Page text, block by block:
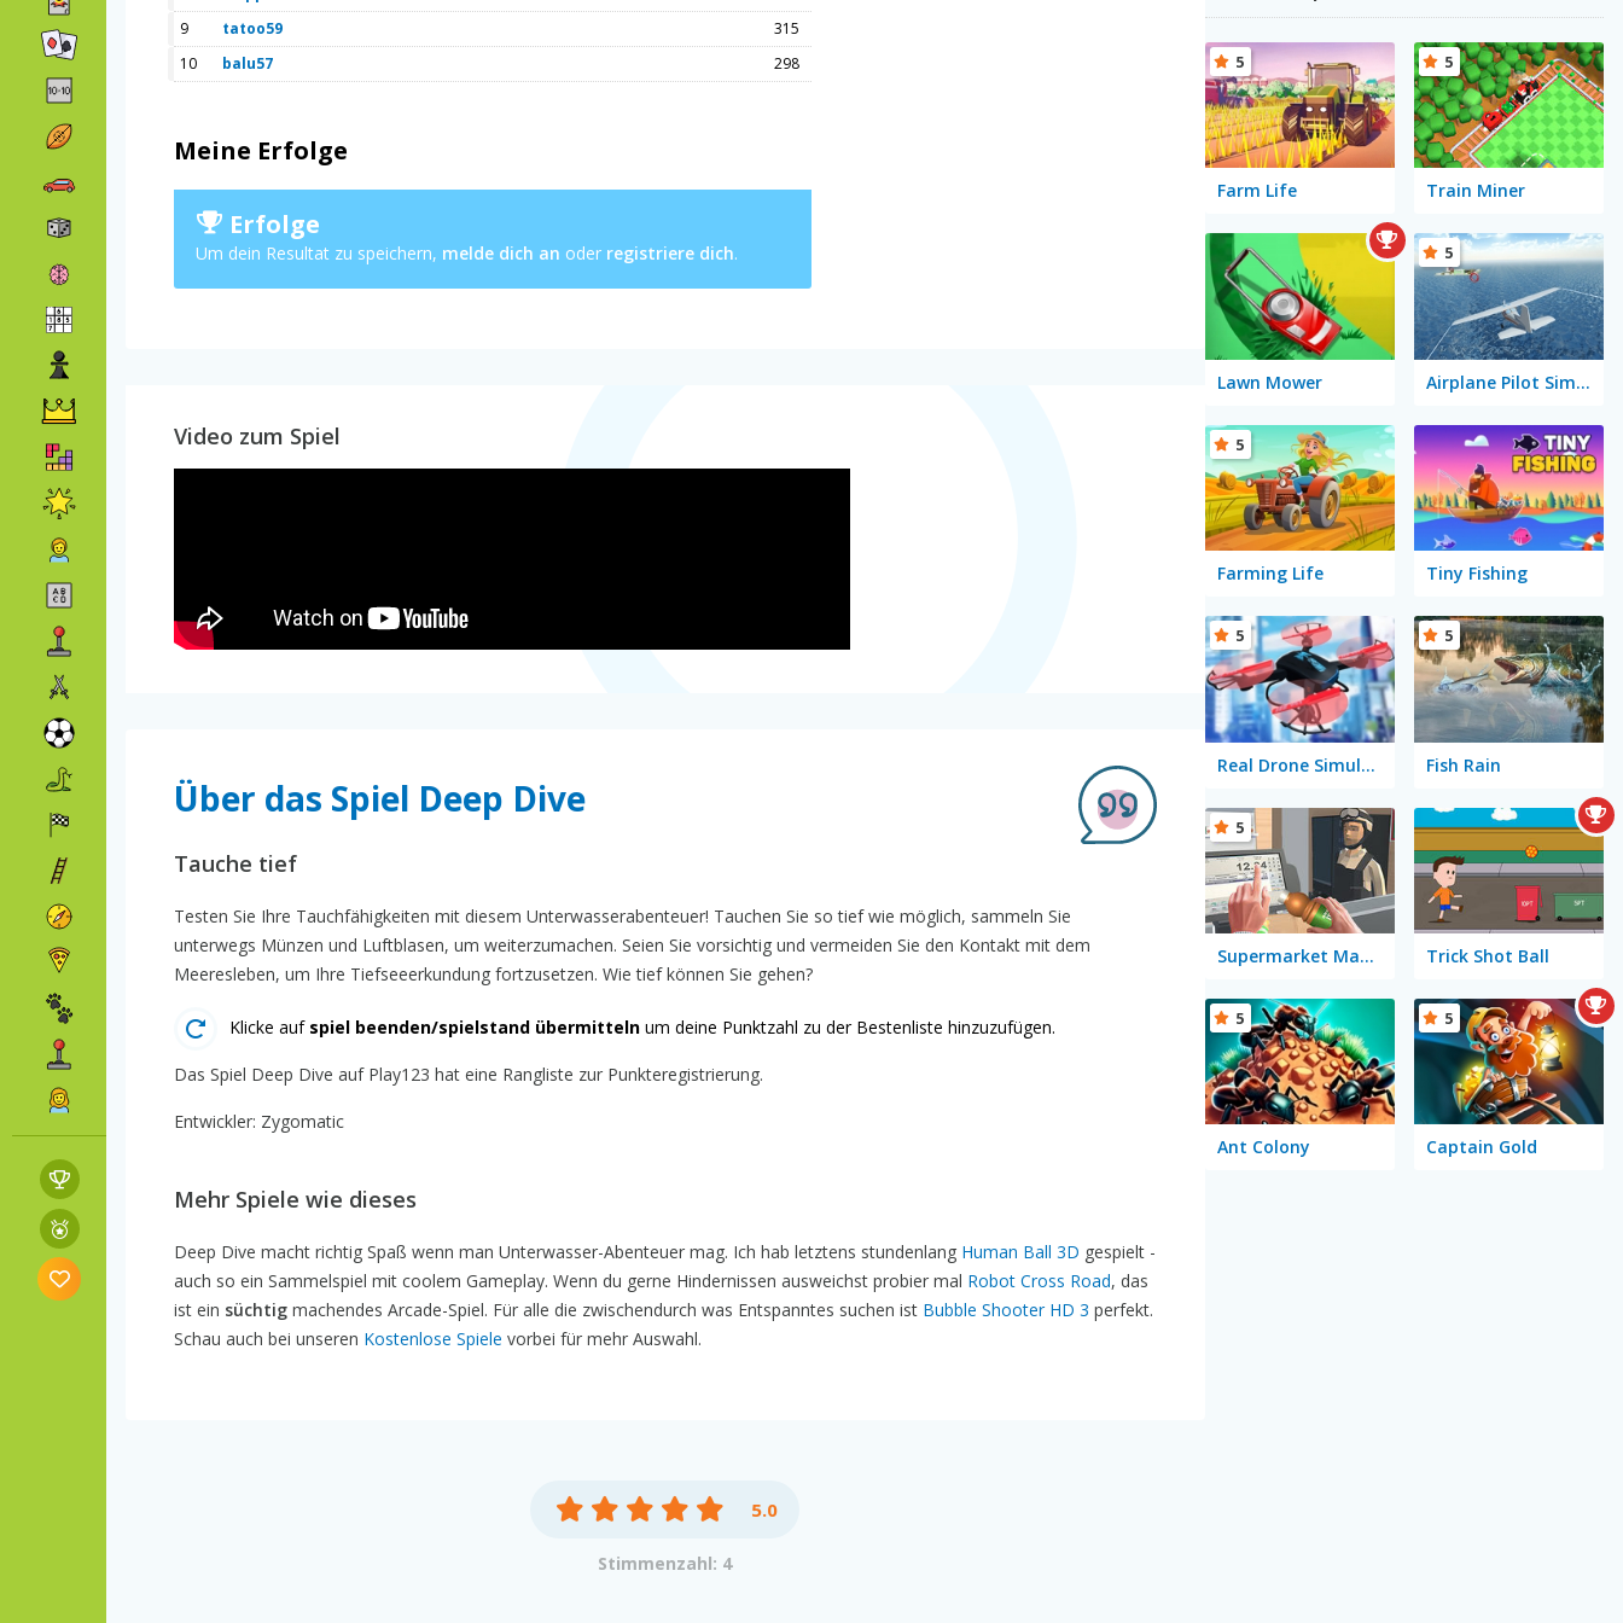
9
tatoo59
315
10
balu57 298
Meine Erfolge
Erfolge
Um dein Resultat zu speichern, melde dich an oder registriere dich.
Video zum Spiel
Über das Spiel Deep Dive
Tauche tief
Testen Sie Ihre Tauchfähigkeiten mit diesem Unterwasserabenteuer! Tauchen Sie so tief wie möglich, sammeln Sie
unterwegs Münzen und Luftblasen, um weiterzumachen. Seien Sie vorsichtig und vermeiden Sie den Kontakt mit dem
Meeresleben, um Ihre Tiefseeerkundung fortzusetzen. Wie tief können Sie gehen?
Klicke auf spiel beenden/spielstand übermitteln um deine Punktzahl zu der Bestenliste hinzuzufügen.
Das Spiel Deep Dive auf Play123 hat eine Rangliste zur Punkteregistrierung.
Entwickler: Zygomatic
Mehr Spiele wie dieses
Deep Dive macht richtig Spaß wenn man Unterwasser-Abenteuer mag. Ich hab letztens stundenlang Human Ball 3D gespielt -
auch so ein Sammelspiel mit coolem Gameplay. Wenn du gerne Hindernissen ausweichst probier mal Robot Cross Road, das
ist ein süchtig machendes Arcade-Spiel. Für alle die zwischendurch was Entspanntes suchen ist Bubble Shooter HD 3 perfekt.
Schau auch bei unseren Kostenlose Spiele vorbei für mehr Auswahl.
5.0
Stimmenzahl: 4
Farm Life
5
Train Miner
5
Lawn Mower Airplane Pilot Simulator
5
Farming Life
5
Tiny Fishing
Real Drone Simulator
5
Fish Rain
5
Supermarket Manager Simulator
5
Trick Shot Ball
Ant Colony
5
Captain Gold
5